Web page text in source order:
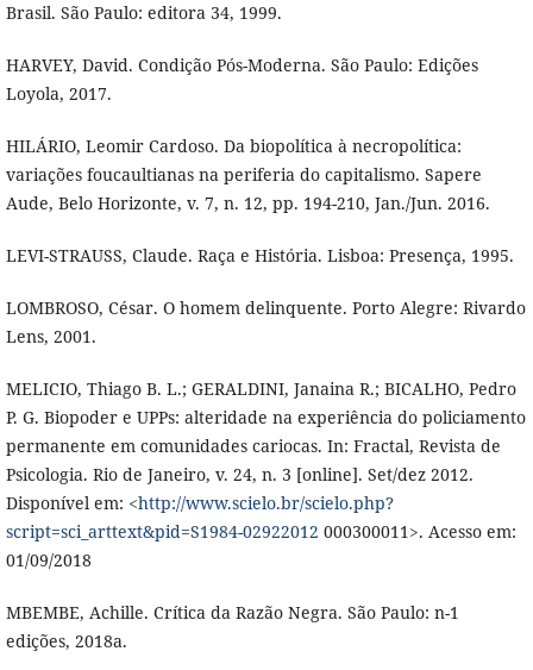
Brasil. São Paulo: editora 34, 1999.
HARVEY, David. Condição Pós-Moderna. São Paulo: Edições
Loyola, 2017.
HILÁRIO, Leomir Cardoso. Da biopolítica à necropolítica:
variações foucaultianas na periferia do capitalismo. Sapere
Aude, Belo Horizonte, v. 7, n. 12, pp. 194-210, Jan./Jun. 2016.
LEVI-STRAUSS, Claude. Raça e História. Lisboa: Presença, 1995.
LOMBROSO, César. O homem delinquente. Porto Alegre: Rivardo
Lens, 2001.
MELICIO, Thiago B. L.; GERALDINI, Janaina R.; BICALHO, Pedro
P. G. Biopoder e UPPs: alteridade na experiência do policiamento
permanente em comunidades cariocas. In: Fractal, Revista de
Psicologia. Rio de Janeiro, v. 24, n. 3 [online]. Set/dez 2012.
Disponível em: <http://www.scielo.br/scielo.php?
script=sci_arttext&pid=S1984-02922012 000300011>. Acesso em:
01/09/2018
MBEMBE, Achille. Crítica da Razão Negra. São Paulo: n-1
edições, 2018a.